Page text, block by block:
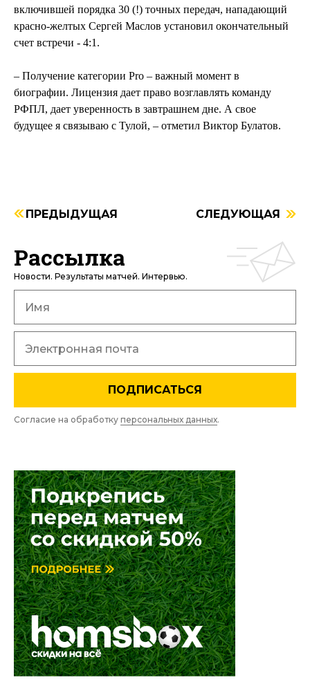
включившей порядка 30 (!) точных передач, нападающий
красно-желтых Сергей Маслов установил окончательный
счет встречи - 4:1.
– Получение категории Pro – важный момент в
биографии. Лицензия дает право возглавлять команду
РФПЛ, дает уверенность в завтрашнем дне. А свое
будущее я связываю с Тулой, – отметил Виктор Булатов.
ПРЕДЫДУЩАЯ СЛЕДУЮЩАЯ
Рассылка
Новости. Результаты матчей. Интервью.
ПОДПИСАТЬСЯ
Согласие на обработку персональных данных.